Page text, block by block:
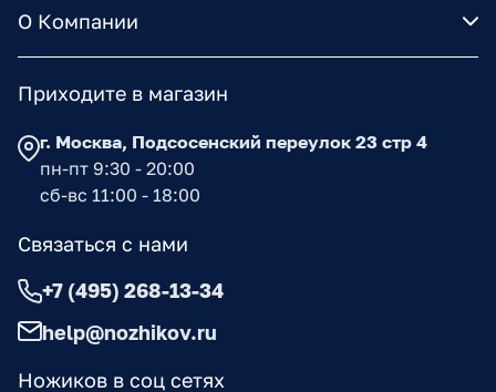
О Компании
Ножиков в соц сетях
Приходите в магазин
г. Москва, Подсосенский переулок 23 стр 4
пн-пт 9:30 - 20:00
сб-вс 11:00 - 18:00
Связаться с нами
+7 (495) 268-13-34
help@nozhikov.ru